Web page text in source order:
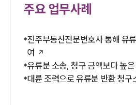
법률 블로그
세미나
대륜법률상담
주요 업무사례
진주부동산전문변호사 통해 유
여
유류분 소송, 청구 금액보다 높
대륜 조력으로 유류분 반환 청구